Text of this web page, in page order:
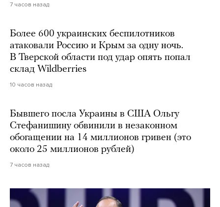
7 часов назад
Более 600 украинских беспилотников
атаковали Россию и Крым за одну ночь.
В Тверской области под удар опять попал
склад Wildberries
10 часов назад
Бывшего посла Украины в США Ольгу
Стефанишину обвинили в незаконном
обогащении на 14 миллионов гривен (это
около 25 миллионов рублей)
7 часов назад